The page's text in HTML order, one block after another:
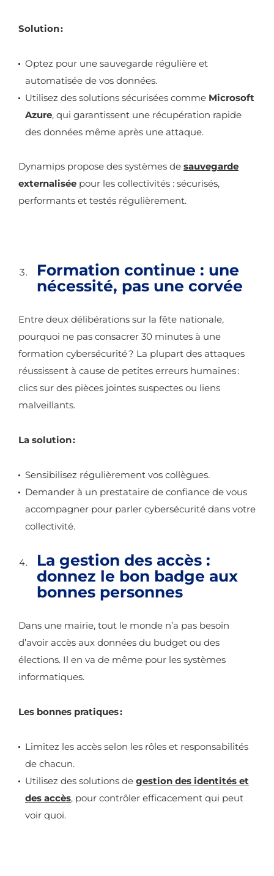
Solution :
Optez pour une sauvegarde régulière et
automatisée de vos données.
Utilisez des solutions sécurisées comme Microsoft
Azure, qui garantissent une récupération rapide
des données même après une attaque.
Dynamips propose des systèmes de sauvegarde
externalisée pour les collectivités : sécurisés,
performants et testés régulièrement.
Formation continue : une
nécessité, pas une corvée
Entre deux délibérations sur la fête nationale,
pourquoi ne pas consacrer 30 minutes à une
formation cybersécurité ? La plupart des attaques
réussissent à cause de petites erreurs humaines :
clics sur des pièces jointes suspectes ou liens
malveillants.
La solution :
Sensibilisez régulièrement vos collègues.
Demander à un prestataire de confiance de vous
accompagner pour parler cybersécurité dans votre
collectivité.
La gestion des accès :
donnez le bon badge aux
bonnes personnes
Dans une mairie, tout le monde n’a pas besoin
d’avoir accès aux données du budget ou des
élections. Il en va de même pour les systèmes
informatiques.
Les bonnes pratiques :
Limitez les accès selon les rôles et responsabilités
de chacun.
Utilisez des solutions de gestion des identités et
des accès, pour contrôler efficacement qui peut
voir quoi.